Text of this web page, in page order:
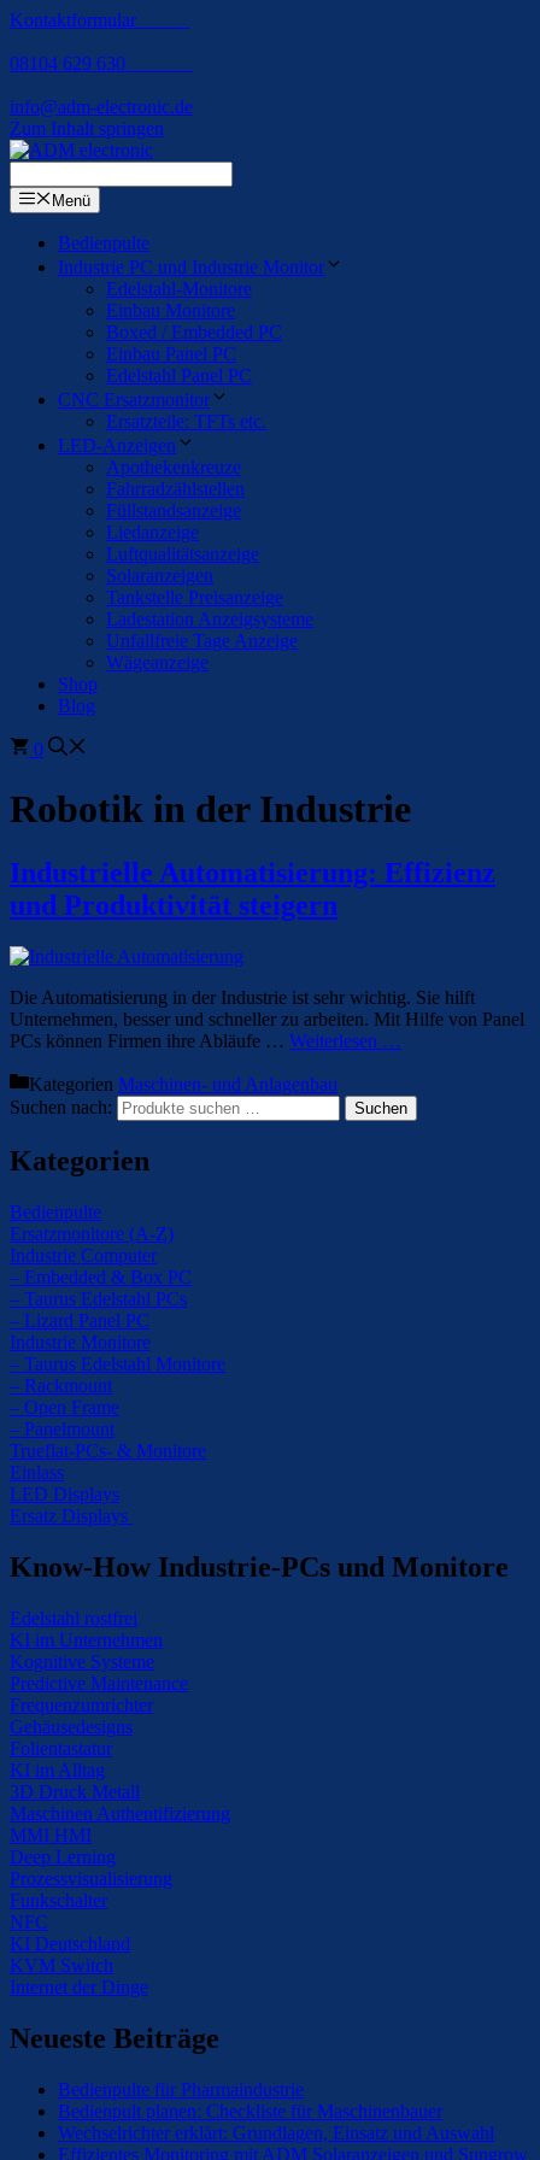
Kontaktformular
08104 629 630
info@adm-electronic.de
Zum Inhalt springen
Menü
Bedienpulte
Industrie PC und Industrie Monitor
Edelstahl-Monitore
Einbau Monitore
Boxed / Embedded PC
Einbau Panel PC
Edelstahl Panel PC
CNC Ersatzmonitor
Ersatzteile: TFTs etc.
LED-Anzeigen
Apothekenkreuze
Fahrradzählstellen
Füllstandsanzeige
Liedanzeige
Luftqualitätsanzeige
Solaranzeigen
Tankstelle Preisanzeige
Ladestation Anzeigsysteme
Unfallfreie Tage Anzeige
Wägeanzeige
Shop
Blog
0
Robotik in der Industrie
Industrielle Automatisierung: Effizienz
und Produktivität steigern
Die Automatisierung in der Industrie ist sehr wichtig. Sie hilft
Unternehmen, besser und schneller zu arbeiten. Mit Hilfe von Panel
PCs können Firmen ihre Abläufe … Weiterlesen …
Kategorien Maschinen- und Anlagenbau
Suchen nach:
Suchen
Kategorien
Bedienpulte
Ersatzmonitore (A-Z)
Industrie Computer
– Embedded & Box PC
– Taurus Edelstahl PCs
– Lizard Panel PC
Industrie Monitore
– Taurus Edelstahl Monitore
– Rackmount
– Open Frame
– Panelmount
Trueflat-PCs- & Monitore
Einlass
LED Displays
Ersatz Displays
Know-How Industrie-PCs und Monitore
Edelstahl rostfrei
KI im Unternehmen
Kognitive Systeme
Predictive Maintenance
Frequenzumrichter
Gehäusedesigns
Folientastatur
KI im Alltag
3D Druck Metall
Maschinen Authentifizierung
MMI HMI
Deep Lerning
Prozessvisualisierung
Funkschalter
NFC
KI Deutschland
KVM Switch
Internet der Dinge
Neueste Beiträge
Bedienpulte für Pharmaindustrie
Bedienpult planen: Checkliste für Maschinenbauer
Wechselrichter erklärt: Grundlagen, Einsatz und Auswahl
Effizientes Monitoring mit ADM Solaranzeigen und Sungrow